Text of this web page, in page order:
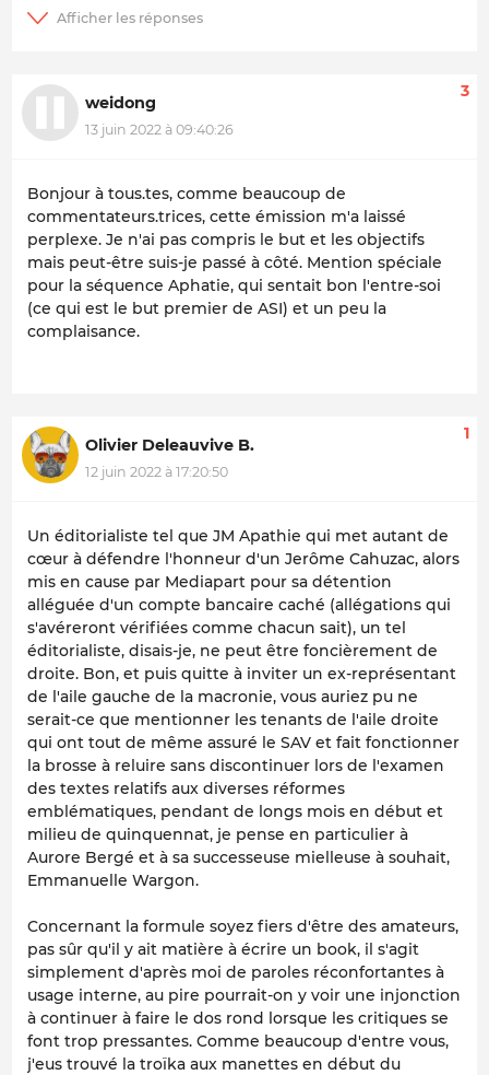
weidong
13 juin 2022 à 09:40:26
3
Bonjour à tous.tes, comme beaucoup de
commentateurs.trices, cette émission m'a laissé
perplexe. Je n'ai pas compris le but et les objectifs
mais peut-être suis-je passé à côté. Mention spéciale
pour la séquence Aphatie, qui sentait bon l'entre-soi
(ce qui est le but premier de ASI) et un peu la
complaisance.
Olivier Deleauvive B.
12 juin 2022 à 17:20:50
1
Un éditorialiste tel que JM Apathie qui met autant de
cœur à défendre l'honneur d'un Jerôme Cahuzac, alors
mis en cause par Mediapart pour sa détention
alléguée d'un compte bancaire caché (allégations qui
s'avéreront vérifiées comme chacun sait), un tel
éditorialiste, disais-je, ne peut être foncièrement de
droite. Bon, et puis quitte à inviter un ex-représentant
de l'aile gauche de la macronie, vous auriez pu ne
serait-ce que mentionner les tenants de l'aile droite
qui ont tout de même assuré le SAV et fait fonctionner
la brosse à reluire sans discontinuer lors de l'examen
des textes relatifs aux diverses réformes
emblématiques, pendant de longs mois en début et
milieu de quinquennat, je pense en particulier à
Aurore Bergé et à sa successeuse mielleuse à souhait,
Emmanuelle Wargon.
Concernant la formule soyez fiers d'être des amateurs,
pas sûr qu'il y ait matière à écrire un book, il s'agit
simplement d'après moi de paroles réconfortantes à
usage interne, au pire pourrait-on y voir une injonction
à continuer à faire le dos rond lorsque les critiques se
font trop pressantes. Comme beaucoup d'entre vous,
j'eus trouvé la troïka aux manettes en début du